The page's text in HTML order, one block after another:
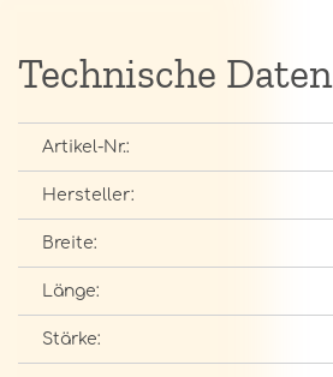
Technische Daten
Artikel-Nr.:
Hersteller:
Breite:
Länge:
Stärke: